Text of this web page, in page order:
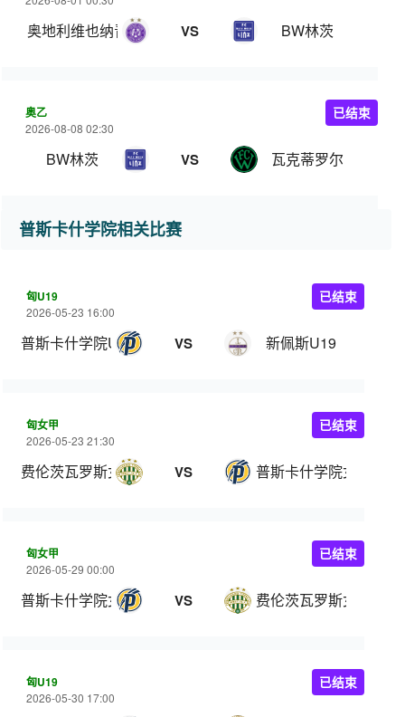
奥地利维也纳青年队 VS BW林茨
奥乙
2026-08-08 02:30
BW林茨 VS 瓦克蒂罗尔
已结束
普斯卡什学院相关比赛
匈U19
2026-05-23 16:00
普斯卡什学院U19 VS 新佩斯U19
已结束
匈女甲
2026-05-23 21:30
费伦茨瓦罗斯女足 VS 普斯卡什学院女足
已结束
匈女甲
2026-05-29 00:00
普斯卡什学院女足 VS 费伦茨瓦罗斯女足
已结束
匈U19
2026-05-30 17:00
已结束